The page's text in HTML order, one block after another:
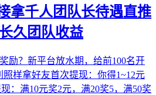
拿千人团队长待遇直推
久团队收益
励？新平台放水期，给前100名开
样拿好友首次提现：你得1~12元
：满10元奖2元，满20奖5，满50奖